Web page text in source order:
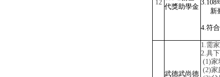
12
代獎助學金
3.108
新
4.符
武德武尚德
1.需
2.具
(1)家
(2)家